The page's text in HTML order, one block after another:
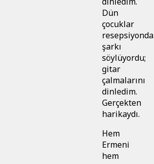
Dün
çocuklar
resepsiyonda
şarkı
söylüyordu;
gitar
çalmalarını
dinledim.
Gerçekten
harikaydı.
Hem
Ermeni
hem